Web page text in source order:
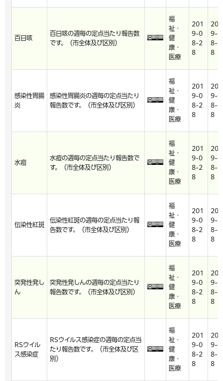
百日咳
百日咳の週毎の定点当たり報告数
です。（市全体及び区別）
福
祉・
健
康・
医療
201
9-0
8-2
8
201
9-0
8-2
8
感染性胃腸
炎
感染性胃腸炎の週毎の定点当たり
報告数です。（市全体及び区別）
福
祉・
健
康・
医療
201
9-0
8-2
8
201
9-0
8-2
8
水痘
水痘の週毎の定点当たり報告数で
す。（市全体及び区別）
福
祉・
健
康・
医療
201
9-0
8-2
8
201
9-0
8-2
8
伝染性紅斑
伝染性紅斑の週毎の定点当たり報
告数です。（市全体及び区別）
福
祉・
健
康・
医療
201
9-0
8-2
8
201
9-0
8-2
8
突発性発し
ん
突発性発しんの週毎の定点当たり
報告数です。（市全体及び区別）
福
祉・
健
康・
医療
201
9-0
8-2
8
201
9-0
8-2
8
RSウイル
ス感染症
RSウイルス感染症の週毎の定点当
たり報告数です。（市全体及び区
別）
福
祉・
健
康・
医療
201
9-0
8-2
8
201
9-0
8-2
8